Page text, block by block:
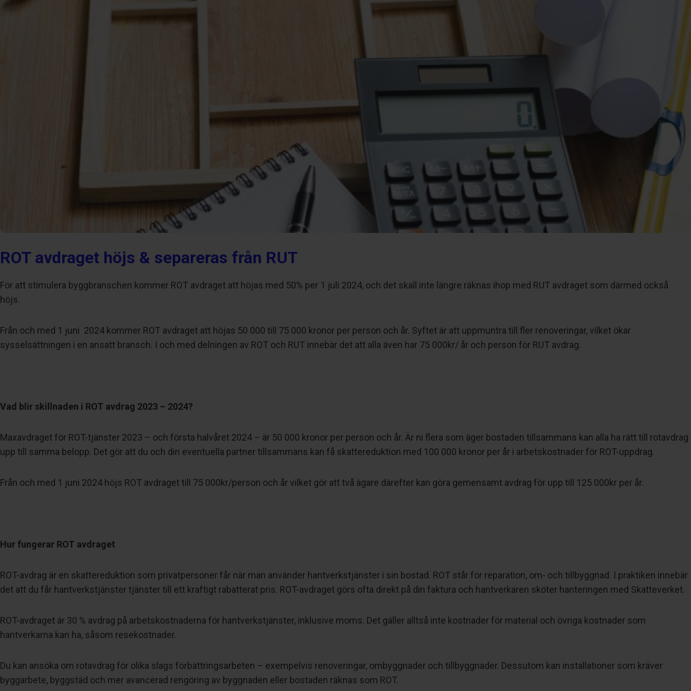
ROT avdraget höjs & separeras från RUT
För att stimulera byggbranschen kommer ROT avdraget att höjas med 50% per 1 juli 2024, och det skall inte längre räknas ihop med RUT avdraget som därmed också
höjs.
Från och med 1 juni 2024 kommer ROT avdraget att höjas 50 000 till 75 000 kronor per person och år. Syftet är att uppmuntra till fler renoveringar, vilket ökar
sysselsättningen i en ansatt bransch. I och med delningen av ROT och RUT innebär det att alla även har 75 000kr/ år och person för RUT avdrag.
Vad blir skillnaden i ROT avdrag 2023 – 2024?
Maxavdraget för ROT-tjänster 2023 – och första halvåret 2024 – är 50 000 kronor per person och år. Är ni flera som äger bostaden tillsammans kan alla ha rätt till rotavdrag
upp till samma belopp. Det gör att du och din eventuella partner tillsammans kan få skattereduktion med 100 000 kronor per år i arbetskostnader för ROT-uppdrag.
Från och med 1 juni 2024 höjs ROT avdraget till 75 000kr/person och år vilket gör att två ägare därefter kan göra gemensamt avdrag för upp till 125 000kr per år.
Hur fungerar ROT avdraget
ROT-avdrag är en skattereduktion som privatpersoner får när man använder hantverkstjänster i sin bostad. ROT står för reparation, om- och tillbyggnad. I praktiken innebär
det att du får hantverkstjänster tjänster till ett kraftigt rabatterat pris. ROT-avdraget görs ofta direkt på din faktura och hantverkaren sköter hanteringen med Skatteverket.
ROT-avdraget är 30 % avdrag på arbetskostnaderna för hantverkstjänster, inklusive moms. Det gäller alltså inte kostnader för material och övriga kostnader som
hantverkarna kan ha, såsom resekostnader.
Du kan ansöka om rotavdrag för olika slags förbättringsarbeten – exempelvis renoveringar, ombyggnader och tillbyggnader. Dessutom kan installationer som kräver
byggarbete, byggstäd och mer avancerad rengöring av byggnaden eller bostaden räknas som ROT.